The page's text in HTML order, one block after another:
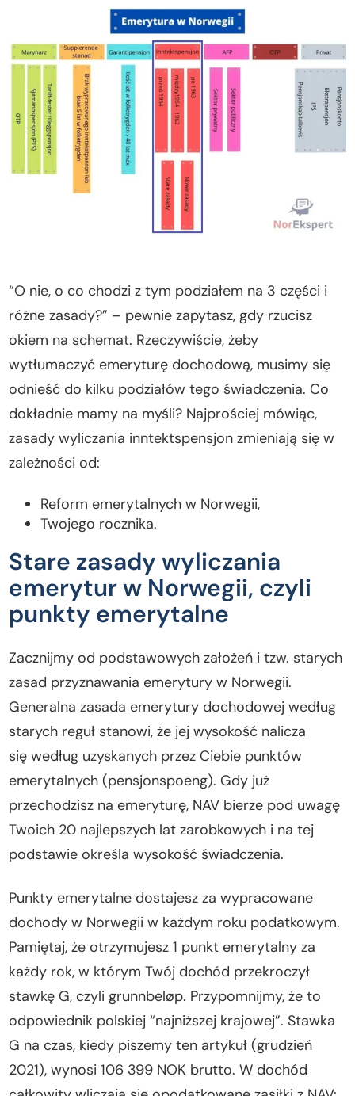
“O nie, o co chodzi z tym podziałem na 3 części i
różne zasady?” – pewnie zapytasz, gdy rzucisz
okiem na schemat. Rzeczywiście, żeby
wytłumaczyć emeryturę dochodową, musimy się
odnieść do kilku podziałów tego świadczenia. Co
dokładnie mamy na myśli? Najprościej mówiąc,
zasady wyliczania inntektspensjon zmieniają się w
zależności od:
Reform emerytalnych w Norwegii,
Twojego rocznika.
Stare zasady wyliczania
emerytur w Norwegii, czyli
punkty emerytalne
Zacznijmy od podstawowych założeń i tzw. starych
zasad przyznawania emerytury w Norwegii.
Generalna zasada emerytury dochodowej według
starych reguł stanowi, że jej wysokość nalicza
się według uzyskanych przez Ciebie punktów
emerytalnych (pensjonspoeng). Gdy już
przechodzisz na emeryturę, NAV bierze pod uwagę
Twoich 20 najlepszych lat zarobkowych i na tej
podstawie określa wysokość świadczenia.
Punkty emerytalne dostajesz za wypracowane
dochody w Norwegii w każdym roku podatkowym.
Pamiętaj, że otrzymujesz 1 punkt emerytalny za
każdy rok, w którym Twój dochód przekroczył
stawkę G, czyli grunnbeløp. Przypomnijmy, że to
odpowiednik polskiej “najniższej krajowej”. Stawka
G na czas, kiedy piszemy ten artykuł (grudzień
2021), wynosi 106 399 NOK brutto. W dochód